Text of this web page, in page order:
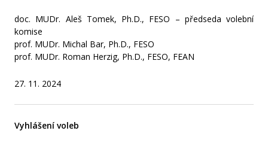
doc. MUDr. Aleš Tomek, Ph.D., FESO – předseda volební
komise
prof. MUDr. Michal Bar, Ph.D., FESO
prof. MUDr. Roman Herzig, Ph.D., FESO, FEAN
27. 11. 2024
Vyhlášení voleb